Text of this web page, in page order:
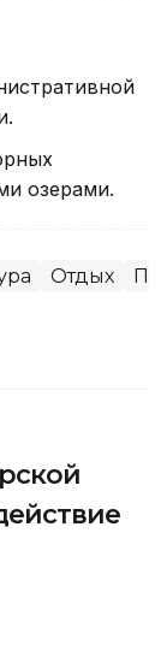
озерами.
Отдых